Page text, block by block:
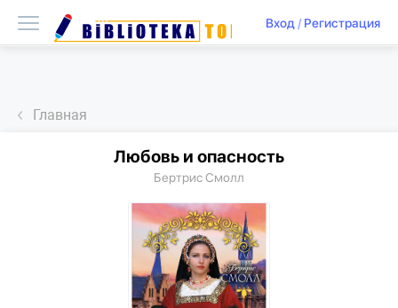
Вход/ Регистрация
Главная
Любовь и опасность
Бертрис Смолл